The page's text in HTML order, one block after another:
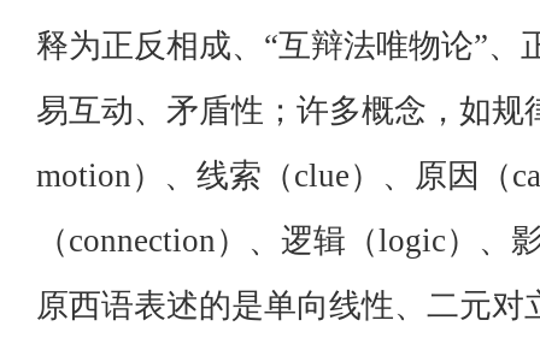
释为正反相成、“互辩法唯物论”
易互动、矛盾性；许多概念，如规
motion）、线索（clue）、原因（
（connection）、逻辑（logic）、
原西语表述的是单向线性、二元